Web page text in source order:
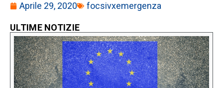
Aprile 29, 2020 focsivxemergenza
ULTIME NOTIZIE